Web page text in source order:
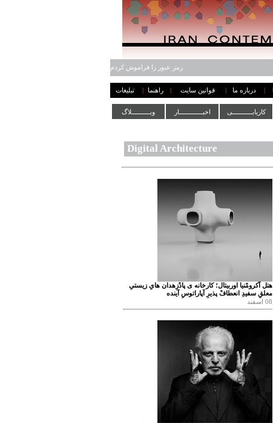
رمز عبور را فراموش کردم
درباره ما قوانین سایت راهنما تبلیغات
کاریابـــــــــــی اخبـــــــــــــار وبــــــــــلاگ
Digital Architecture
هتل آکرومْنیا اوربیتال؛ کارخانه ی پادْزِهدان هایِ زیستیِ
معلقِ سفیدِ انعطافْ پذیرِ آپاراتوسِ آینده
08 اسفند